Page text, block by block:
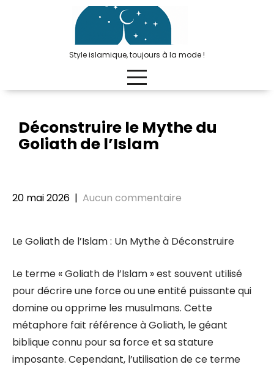
Style islamique, toujours à la mode !
Déconstruire le Mythe du
Goliath de l’Islam
20 mai 2026 | Aucun commentaire
Le Goliath de l’Islam : Un Mythe à Déconstruire
Le terme « Goliath de l’Islam » est souvent utilisé
pour décrire une force ou une entité puissante qui
domine ou opprime les musulmans. Cette
métaphore fait référence à Goliath, le géant
biblique connu pour sa force et sa stature
imposante. Cependant, l’utilisation de ce terme